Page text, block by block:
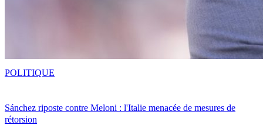
Sánchez riposte contre Meloni : l'Italie menacée de mesures de
rétorsion
POLITIQUE